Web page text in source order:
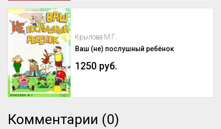
Крылова М.Г.
Ваш (не) послушный ребёнок
1250 руб.
Комментарии (0)